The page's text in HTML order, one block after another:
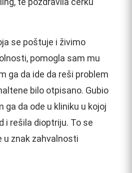
se poštuje i živimo
pomogla sam mu
ga da ide da reši problem
bilo otpisano. Gubio
ga da ode u kliniku u kojoj
i rešila dioptriju. To se
u znak zahvalnosti